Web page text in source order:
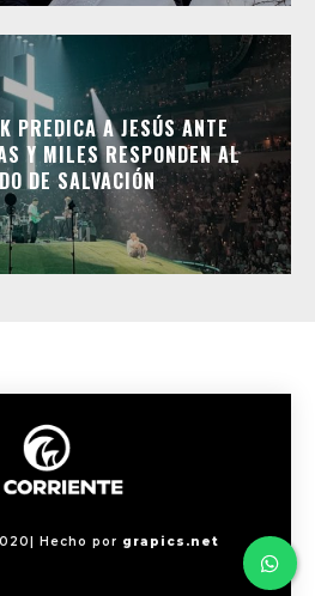
PREDICA A JESÚS ANTE
Y MILES RESPONDEN AL
DE SALVACIÓN
Hecho por grapics.net